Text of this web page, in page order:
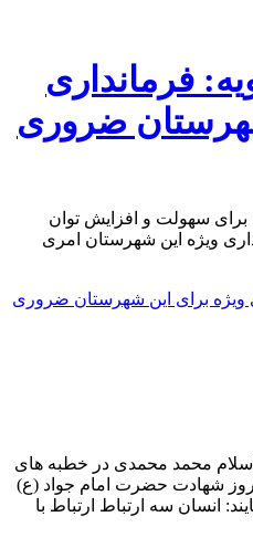
فرمانداری
ضروری
سهولت و افزایش توان
ویژه این شهرستان امری
محمد محمدی در خطبه های
شهادت حضرت امام جواد (ع)
انسان سه ارتباط ارتباط با